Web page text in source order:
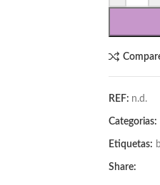
REF: n.d.
Categorias:
Etiquetas:
Share: